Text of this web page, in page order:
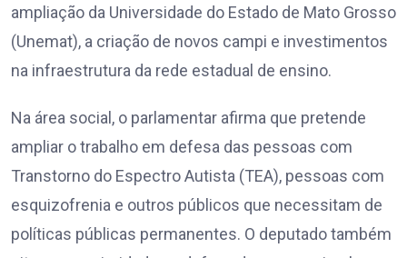
ampliação da Universidade do Estado de Mato Grosso
(Unemat), a criação de novos campi e investimentos
na infraestrutura da rede estadual de ensino.
Na área social, o parlamentar afirma que pretende
ampliar o trabalho em defesa das pessoas com
Transtorno do Espectro Autista (TEA), pessoas com
esquizofrenia e outros públicos que necessitam de
políticas públicas permanentes. O deputado também